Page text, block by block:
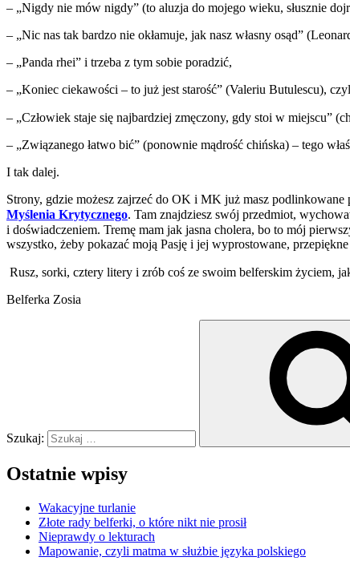
– „Nigdy nie mów nigdy” (to aluzja do mojego wieku, słusznie
– „Nic nas tak bardzo nie okłamuje, jak nasz własny osąd”
– „Panda rhei” i trzeba z tym sobie poradzić,
– „Koniec ciekawości – to już jest starość” (Valeriu Butulescu),
– „Człowiek staje się najbardziej zmęczony, gdy stoi w miejscu”
– „Związanego łatwo bić” (ponownie mądrość chińska) – tego
I tak dalej.
Strony, gdzie możesz zajrzeć do OK i MK już masz
Myślenia Krytycznego. Tam znajdziesz swój przedmiot,
i doświadczeniem. Tremę mam jak jasna cholera, bo to mój
wszystko, żeby pokazać moją Pasję i jej wyprostowane, przepiękne
Rusz, sorki, cztery litery i zrób coś ze swoim belferskim życiem,
Belferka Zosia
Szukaj:
Ostatnie wpisy
Wakacyjne turlanie
Złote rady belferki, o które nikt nie prosił
Nieprawdy o lekturach
Mapowanie, czyli matma w służbie języka polskiego